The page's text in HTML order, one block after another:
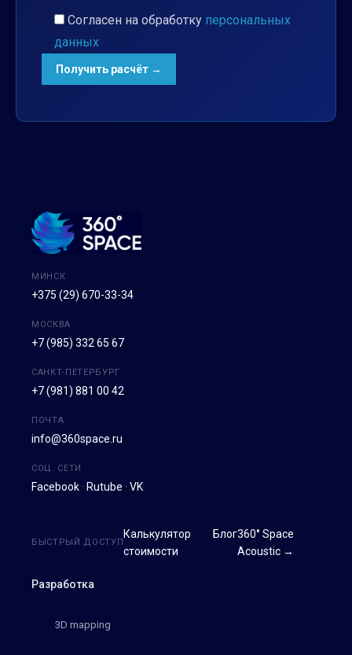
Согласен на обработку персональных
данных
МИНСК
+375 (29) 670-33-34
МОСКВА
+7 (985) 332 65 67
САНКТ-ПЕТЕРБУРГ
+7 (981) 881 00 42
ПОЧТА
info@360space.ru
СОЦ. СЕТИ
Facebook · Rutube · VK
Разработка
3D mapping
БЫСТРЫЙ ДОСТУП
Калькулятор
стоимости
Блог360° Space
Acoustic →